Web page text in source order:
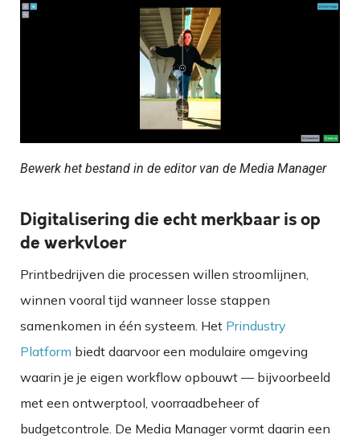
Bewerk het bestand in de editor van de Media Manager
Digitalisering die echt merkbaar is op
de werkvloer
Printbedrijven die processen willen stroomlijnen,
winnen vooral tijd wanneer losse stappen
samenkomen in één systeem. Het Prindustry
Platform biedt daarvoor een modulaire omgeving
waarin je je eigen workflow opbouwt — bijvoorbeeld
met een ontwerptool, voorraadbeheer of
budgetcontrole. De Media Manager vormt daarin een